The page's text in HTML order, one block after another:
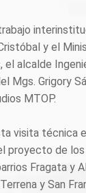
y el
el alcalde
Mgs. Grigory
MTOP.
visita técnica
proyecto de
Fragata y
y San